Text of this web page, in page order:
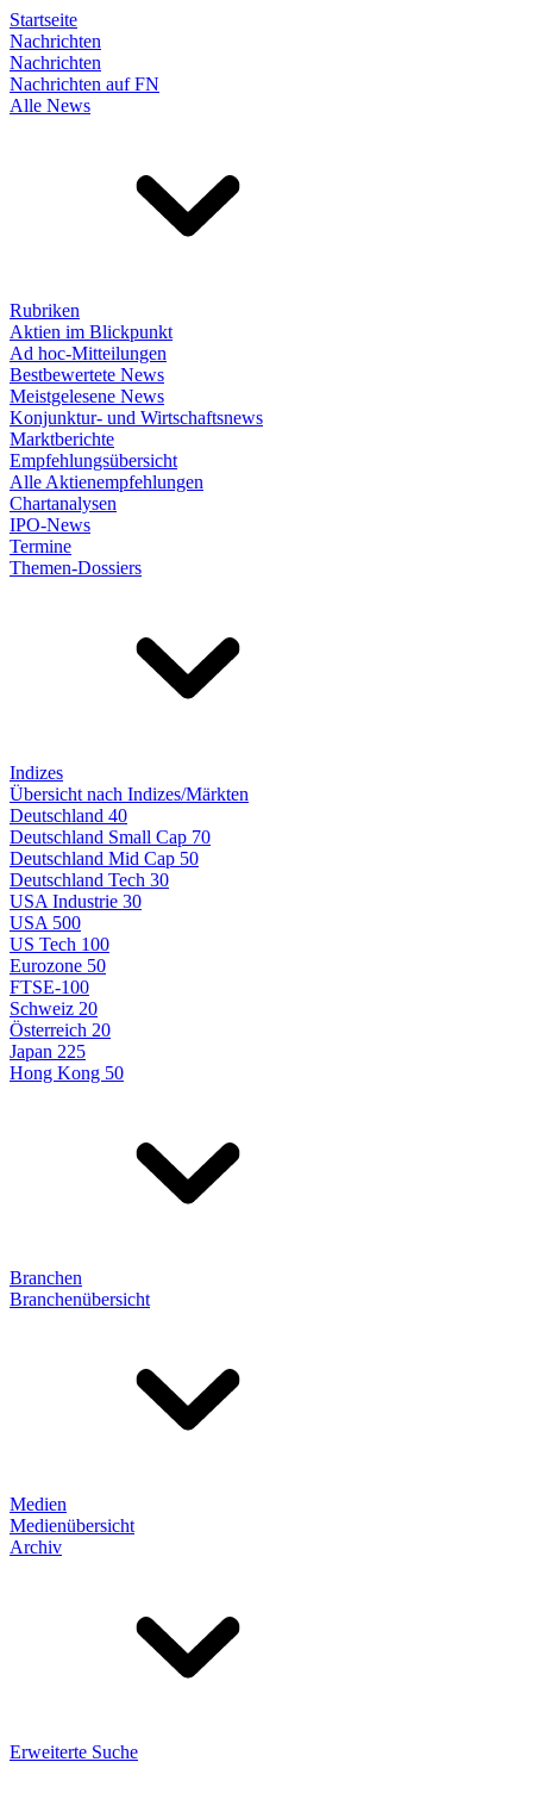
Startseite
Nachrichten
Nachrichten
Nachrichten auf FN
Alle News
Rubriken
Aktien im Blickpunkt
Ad hoc-Mitteilungen
Bestbewertete News
Meistgelesene News
Konjunktur- und Wirtschaftsnews
Marktberichte
Empfehlungsübersicht
Alle Aktienempfehlungen
Chartanalysen
IPO-News
Termine
Themen-Dossiers
Indizes
Übersicht nach Indizes/Märkten
Deutschland 40
Deutschland Small Cap 70
Deutschland Mid Cap 50
Deutschland Tech 30
USA Industrie 30
USA 500
US Tech 100
Eurozone 50
FTSE-100
Schweiz 20
Österreich 20
Japan 225
Hong Kong 50
Branchen
Branchenübersicht
Medien
Medienübersicht
Archiv
Erweiterte Suche